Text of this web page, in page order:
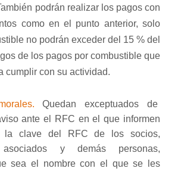
podrán realizar los pagos con
como en el punto anterior, solo
no podrán exceder del 15 % del
de los pagos por combustible que
cumplir con su actividad.
Quedan exceptuados de
ante el RFC en el que informen
la clave del RFC de los socios,
asociados y demás personas,
sea el nombre con el que se les